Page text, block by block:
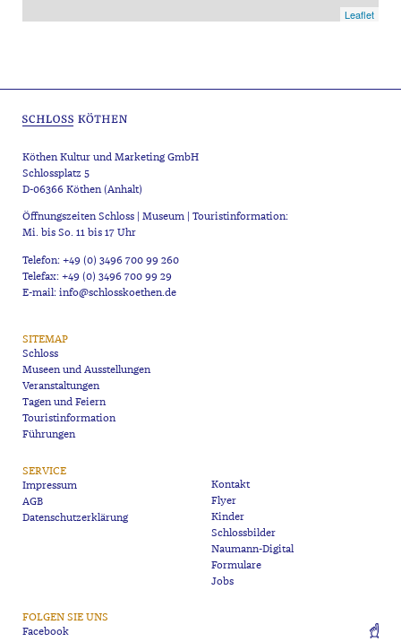
Leaflet
Köthen Kultur und Marketing GmbH
Schlossplatz 5
D-06366 Köthen (Anhalt)
Öffnungszeiten Schloss | Museum | Touristinformation:
Mi. bis So. 11 bis 17 Uhr
Telefon: +49 (0) 3496 700 99 260
Telefax: +49 (0) 3496 700 99 29
E-mail: info@schlosskoethen.de
SITEMAP
Schloss
Museen und Ausstellungen
Veranstaltungen
Tagen und Feiern
Touristinformation
Führungen
SERVICE
Impressum
AGB
Datenschutzerklärung
Kontakt
Flyer
Kinder
Schlossbilder
Naumann-Digital
Formulare
Jobs
FOLGEN SIE UNS
Facebook